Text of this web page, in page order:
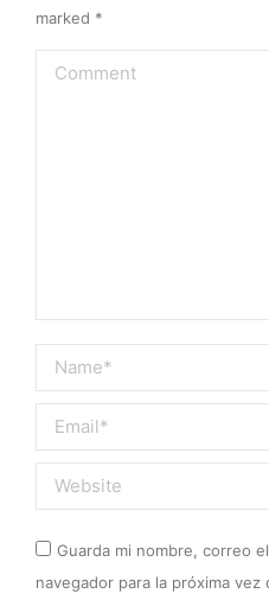
marked *
Comment
Name *
Email *
Website
Guarda mi nombre, correo
navegador para la próxima vez